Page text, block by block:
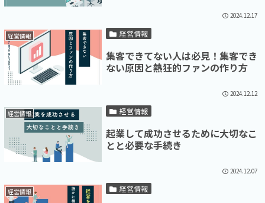
2024.12.17
経営情報 経営情報
集客できてない人は必見！集客でき
ない原因と熱狂的ファンの作り方
2024.12.12
経営情報 経営情報
起業して成功させるために大切なこ
とと必要な手続き
2024.12.07
経営情報 経営情報